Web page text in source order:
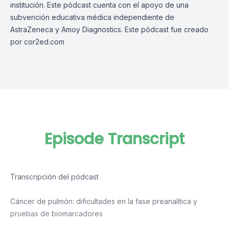
institución. Este pódcast cuenta con el apoyo de una
subvención educativa médica independiente de
AstraZeneca y Amoy Diagnostics. Este pódcast fue creado
por cor2ed.com
Episode Transcript